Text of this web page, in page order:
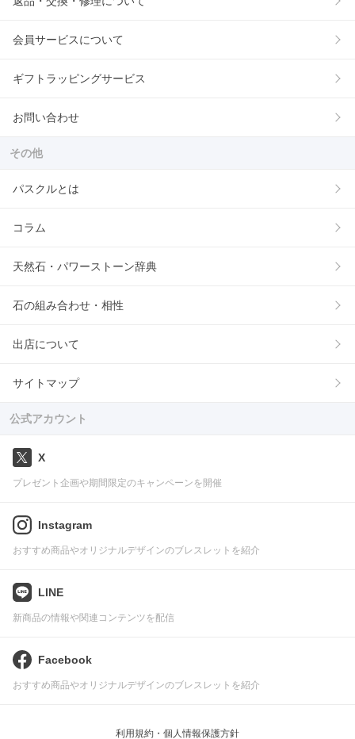
会員サービスについて
ギフトラッピングサービス
お問い合わせ
その他
パスクルとは
コラム
天然石・パワーストーン辞典
石の組み合わせ・相性
出店について
サイトマップ
公式アカウント
X
プレゼント企画や期間限定のキャンペーンを開催
Instagram
おすすめ商品やオリジナルデザインのブレスレットを紹介
LINE
新商品の情報や関連コンテンツを配信
Facebook
おすすめ商品やオリジナルデザインのブレスレットを紹介
利用規約・個人情報保護方針